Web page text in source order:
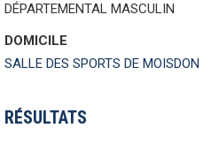
DÉPARTEMENTAL MASCULIN
DOMICILE
SALLE DES SPORTS DE MOISDON
RÉSULTATS